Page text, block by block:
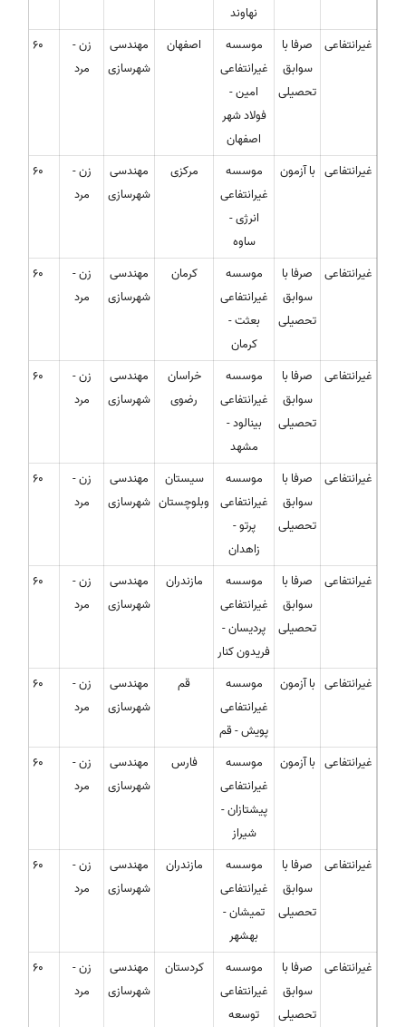
نهاوند
غیرانتفاعی
صرفا با
سوابق
تحصیلی
موسسه
غیرانتفاعی
امین -
فولاد شهر
اصفهان
اصفهان
مهندسی
شهرسازی
زن -
مرد
60
غیرانتفاعی با آزمون
موسسه
غیرانتفاعی
انرژی -
ساوه
مرکزی
مهندسی
شهرسازی
زن -
مرد
60
غیرانتفاعی
صرفا با
سوابق
تحصیلی
موسسه
غیرانتفاعی
بعثت -
کرمان
کرمان
مهندسی
شهرسازی
زن -
مرد
60
غیرانتفاعی
صرفا با
سوابق
تحصیلی
موسسه
غیرانتفاعی
بینالود -
مشهد
خراسان
رضوی
مهندسی
شهرسازی
زن -
مرد
60
غیرانتفاعی
صرفا با
سوابق
تحصیلی
موسسه
غیرانتفاعی
پرتو -
زاهدان
سیستان
وبلوچستان
مهندسی
شهرسازی
زن -
مرد
60
غیرانتفاعی
صرفا با
سوابق
تحصیلی
موسسه
غیرانتفاعی
پردیسان -
فریدون کنار
مازندران
مهندسی
شهرسازی
زن -
مرد
60
غیرانتفاعی با آزمون
موسسه
غیرانتفاعی
پویش - قم
قم
مهندسی
شهرسازی
زن -
مرد
60
غیرانتفاعی با آزمون
موسسه
غیرانتفاعی
پیشتازان -
شیراز
فارس
مهندسی
شهرسازی
زن -
مرد
60
غیرانتفاعی
صرفا با
سوابق
تحصیلی
موسسه
غیرانتفاعی
تمیشان -
بهشهر
مازندران
مهندسی
شهرسازی
زن -
مرد
60
غیرانتفاعی
صرفا با
سوابق
تحصیلی
موسسه
غیرانتفاعی
توسعه
کردستان
مهندسی
شهرسازی
زن -
مرد
60